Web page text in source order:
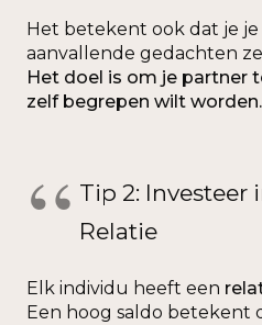
Het betekent ook dat je
aanvallende gedachten
Het doel is om je partner
zelf begrepen wilt worden.
Tip 2: Investeer
Relatie
Elk individu heeft een
Een hoog saldo betekent